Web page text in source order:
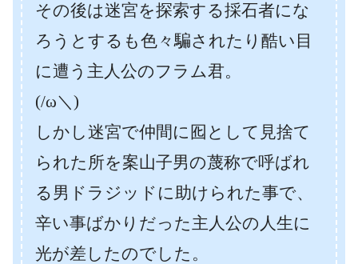
その後は迷宮を探索する採石者にな
ろうとするも色々騙されたり酷い目
に遭う主人公のフラム君。
(/ω＼)
しかし迷宮で仲間に囮として見捨て
られた所を案山子男の蔑称で呼ばれ
る男ドラジッドに助けられた事で、
辛い事ばかりだった主人公の人生に
光が差したのでした。